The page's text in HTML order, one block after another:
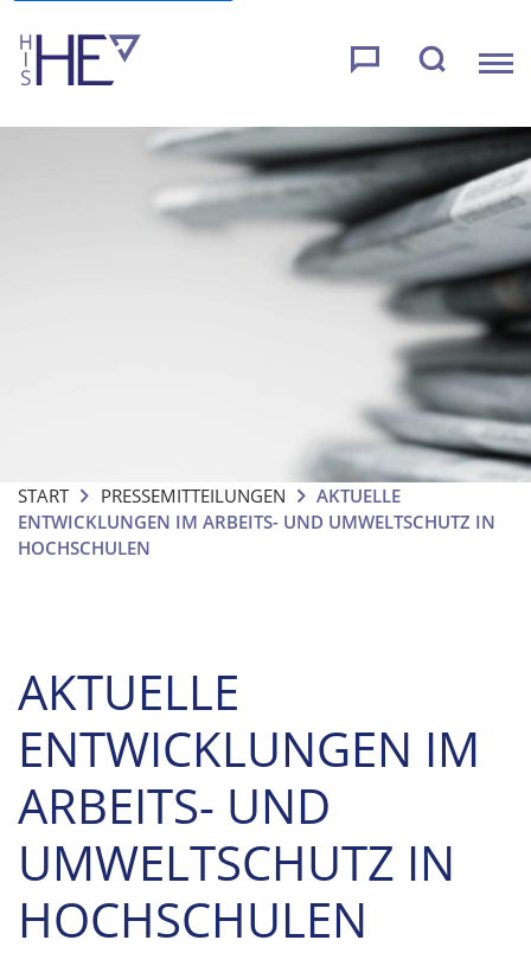
START PRESSEMITTEILUNGEN
AKTUELLE
ENTWICKLUNGEN IM ARBEITS- UND UMWELTSCHUTZ IN
HOCHSCHULEN
AKTUELLE
ENTWICKLUNGEN IM
ARBEITS- UND
UMWELTSCHUTZ IN
HOCHSCHULEN